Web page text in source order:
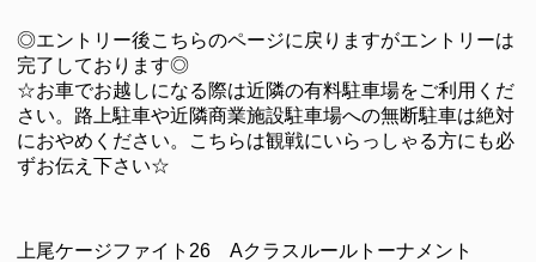
◎エントリー後こちらのページに戻りますがエントリーは
完了しております◎
☆お車でお越しになる際は近隣の有料駐車場をご利用くだ
さい。路上駐車や近隣商業施設駐車場への無断駐車は絶対
におやめください。こちらは観戦にいらっしゃる方にも必
ずお伝え下さい☆
上尾ケージファイト26 Aクラスルールトーナメント